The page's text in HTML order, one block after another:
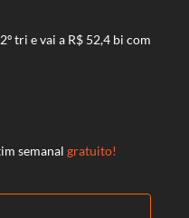
tri e vai a R$ 52,4 bi com
semanal gratuito!